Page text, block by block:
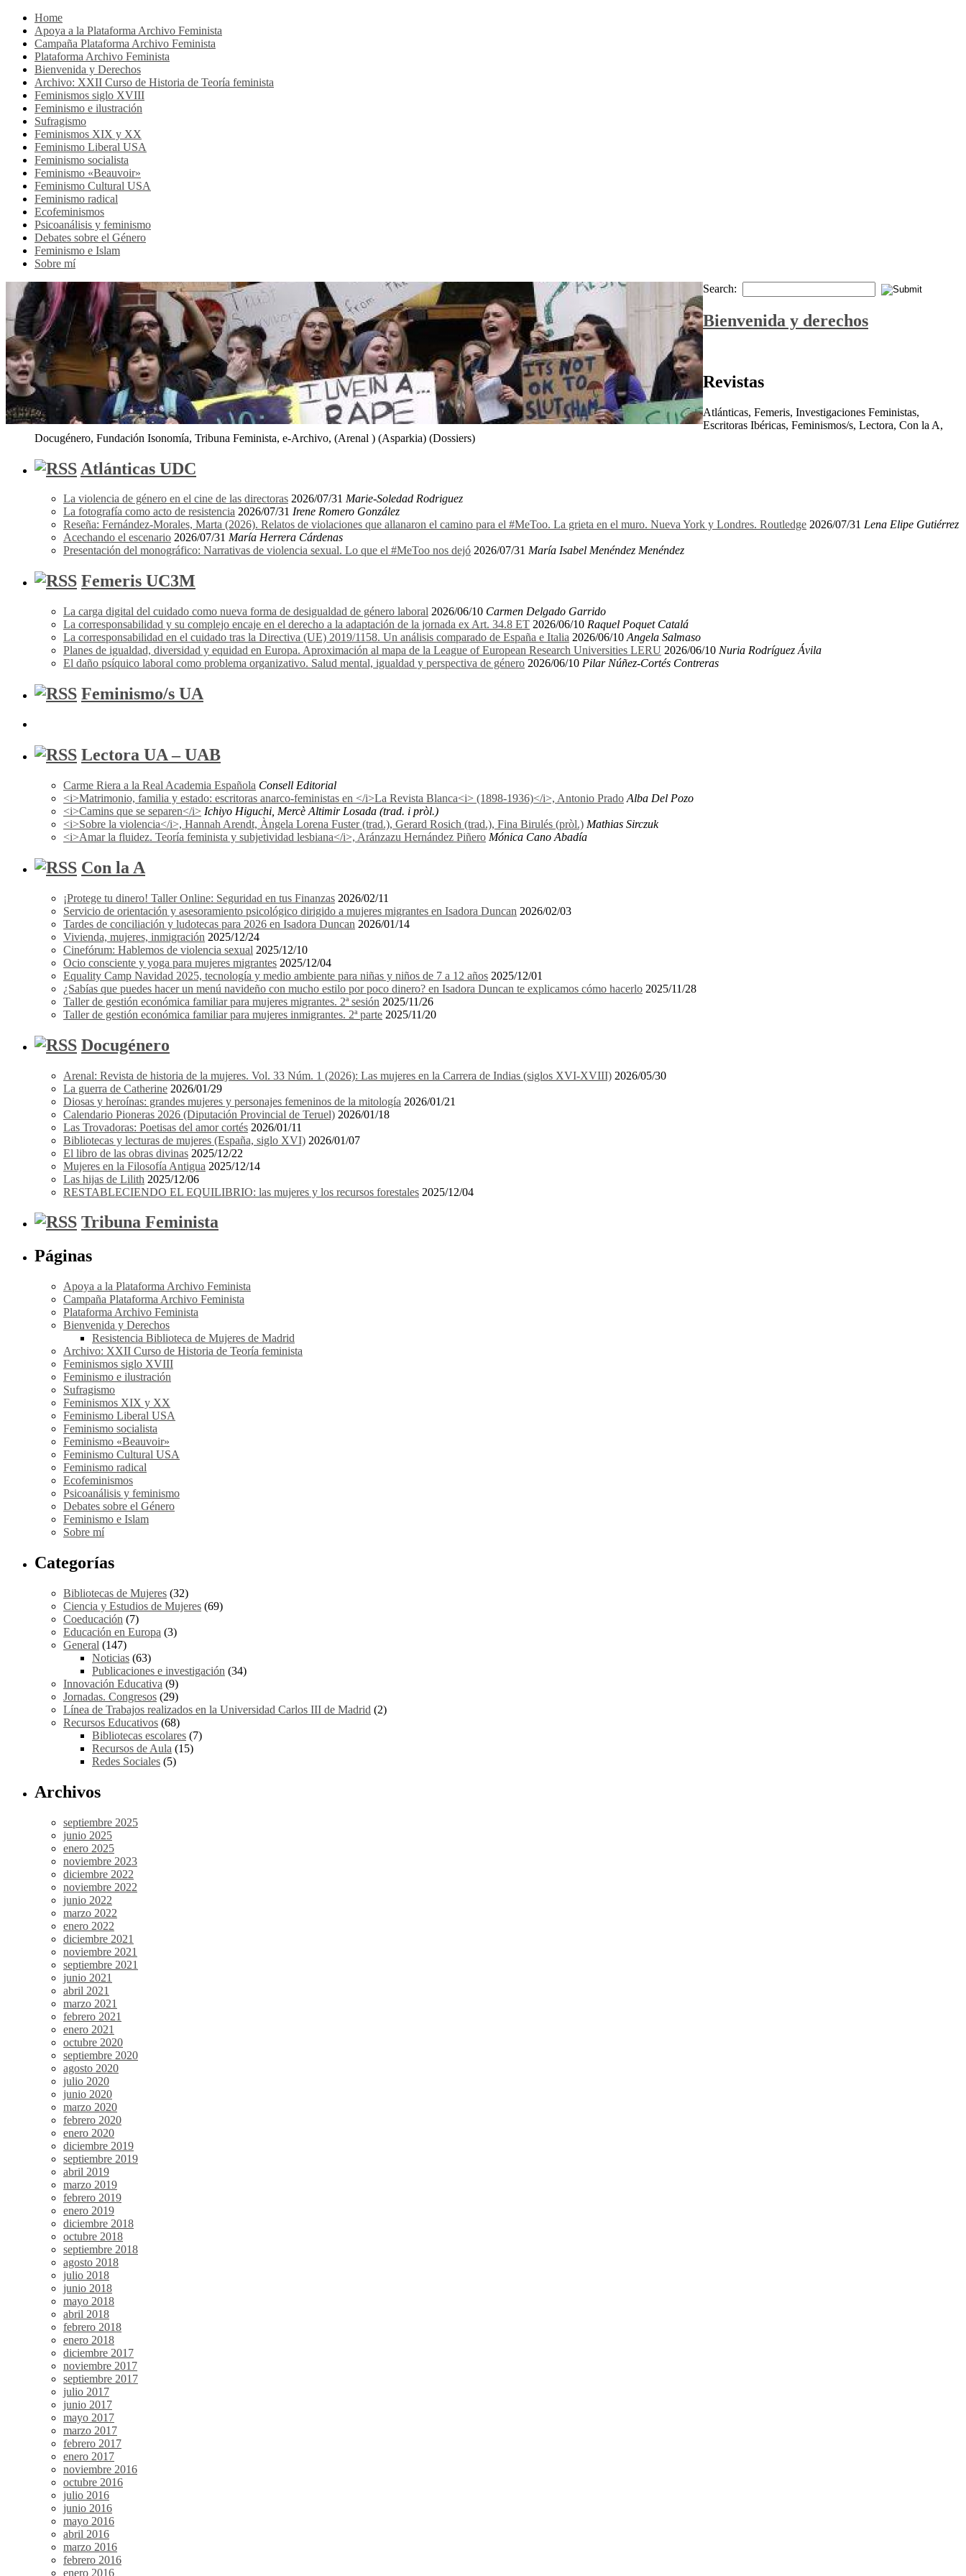
Home
Apoya a la Plataforma Archivo Feminista
Campaña Plataforma Archivo Feminista
Plataforma Archivo Feminista
Bienvenida y Derechos
Archivo: XXII Curso de Historia de Teoría feminista
Feminismos siglo XVIII
Feminismo e ilustración
Sufragismo
Feminismos XIX y XX
Feminismo Liberal USA
Feminismo socialista
Feminismo «Beauvoir»
Feminismo Cultural USA
Feminismo radical
Ecofeminismos
Psicoanálisis y feminismo
Debates sobre el Género
Feminismo e Islam
Sobre mí
Search:
Bienvenida y derechos
Revistas
Atlánticas, Femeris, Investigaciones Feministas,
Escritoras Ibéricas, Feminismos/s, Lectora, Con la A,
Docugénero, Fundación Isonomía, Tribuna Feminista, e-Archivo, (Arenal ) (Asparkia) (Dossiers)
Atlánticas UDC
La violencia de género en el cine de las directoras 2026/07/31 Marie-Soledad Rodriguez
La fotografía como acto de resistencia 2026/07/31 Irene Romero González
Reseña: Fernández-Morales, Marta (2026). Relatos de violaciones que allanaron el camino para el #MeToo. La grieta en el muro. Nueva York y Londres. Routledge 2026/07/31 Lena Elipe Gutiérrez
Acechando el escenario 2026/07/31 María Herrera Cárdenas
Presentación del monográfico: Narrativas de violencia sexual. Lo que el #MeToo nos dejó 2026/07/31 María Isabel Menéndez Menéndez
Femeris UC3M
La carga digital del cuidado como nueva forma de desigualdad de género laboral 2026/06/10 Carmen Delgado Garrido
La corresponsabilidad y su complejo encaje en el derecho a la adaptación de la jornada ex Art. 34.8 ET 2026/06/10 Raquel Poquet Catalá
La corresponsabilidad en el cuidado tras la Directiva (UE) 2019/1158. Un análisis comparado de España e Italia 2026/06/10 Angela Salmaso
Planes de igualdad, diversidad y equidad en Europa. Aproximación al mapa de la League of European Research Universities LERU 2026/06/10 Nuria Rodríguez Ávila
El daño psíquico laboral como problema organizativo. Salud mental, igualdad y perspectiva de género 2026/06/10 Pilar Núñez-Cortés Contreras
Feminismo/s UA
Lectora UA – UAB
Carme Riera a la Real Academia Española Consell Editorial
<i>Matrimonio, familia y estado: escritoras anarco-feministas en </i>La Revista Blanca<i> (1898-1936)</i>, Antonio Prado Alba Del Pozo
<i>Camins que se separen</i> Ichiyo Higuchi, Mercè Altimir Losada (trad. i pròl.)
<i>Sobre la violencia</i>, Hannah Arendt, Àngela Lorena Fuster (trad.), Gerard Rosich (trad.), Fina Birulés (pròl.) Mathias Sirczuk
<i>Amar la fluidez. Teoría feminista y subjetividad lesbiana</i>, Aránzazu Hernández Piñero Mónica Cano Abadía
Con la A
¡Protege tu dinero! Taller Online: Seguridad en tus Finanzas 2026/02/11
Servicio de orientación y asesoramiento psicológico dirigido a mujeres migrantes en Isadora Duncan 2026/02/03
Tardes de conciliación y ludotecas para 2026 en Isadora Duncan 2026/01/14
Vivienda, mujeres, inmigración 2025/12/24
Cinefórum: Hablemos de violencia sexual 2025/12/10
Ocio consciente y yoga para mujeres migrantes 2025/12/04
Equality Camp Navidad 2025, tecnología y medio ambiente para niñas y niños de 7 a 12 años 2025/12/01
¿Sabías que puedes hacer un menú navideño con mucho estilo por poco dinero? en Isadora Duncan te explicamos cómo hacerlo 2025/11/28
Taller de gestión económica familiar para mujeres migrantes. 2ª sesión 2025/11/26
Taller de gestión económica familiar para mujeres inmigrantes. 2ª parte 2025/11/20
Docugénero
Arenal: Revista de historia de la mujeres. Vol. 33 Núm. 1 (2026): Las mujeres en la Carrera de Indias (siglos XVI-XVIII) 2026/05/30
La guerra de Catherine 2026/01/29
Diosas y heroínas: grandes mujeres y personajes femeninos de la mitología 2026/01/21
Calendario Pioneras 2026 (Diputación Provincial de Teruel) 2026/01/18
Las Trovadoras: Poetisas del amor cortés 2026/01/11
Bibliotecas y lecturas de mujeres (España, siglo XVI) 2026/01/07
El libro de las obras divinas 2025/12/22
Mujeres en la Filosofía Antigua 2025/12/14
Las hijas de Lilith 2025/12/06
RESTABLECIENDO EL EQUILIBRIO: las mujeres y los recursos forestales 2025/12/04
Tribuna Feminista
Páginas
Apoya a la Plataforma Archivo Feminista
Campaña Plataforma Archivo Feminista
Plataforma Archivo Feminista
Bienvenida y Derechos
Resistencia Biblioteca de Mujeres de Madrid
Archivo: XXII Curso de Historia de Teoría feminista
Feminismos siglo XVIII
Feminismo e ilustración
Sufragismo
Feminismos XIX y XX
Feminismo Liberal USA
Feminismo socialista
Feminismo «Beauvoir»
Feminismo Cultural USA
Feminismo radical
Ecofeminismos
Psicoanálisis y feminismo
Debates sobre el Género
Feminismo e Islam
Sobre mí
Categorías
Bibliotecas de Mujeres (32)
Ciencia y Estudios de Mujeres (69)
Coeducación (7)
Educación en Europa (3)
General (147)
Noticias (63)
Publicaciones e investigación (34)
Innovación Educativa (9)
Jornadas. Congresos (29)
Línea de Trabajos realizados en la Universidad Carlos III de Madrid (2)
Recursos Educativos (68)
Bibliotecas escolares (7)
Recursos de Aula (15)
Redes Sociales (5)
Archivos
septiembre 2025
junio 2025
enero 2025
noviembre 2023
diciembre 2022
noviembre 2022
junio 2022
marzo 2022
enero 2022
diciembre 2021
noviembre 2021
septiembre 2021
junio 2021
abril 2021
marzo 2021
febrero 2021
enero 2021
octubre 2020
septiembre 2020
agosto 2020
julio 2020
junio 2020
marzo 2020
febrero 2020
enero 2020
diciembre 2019
septiembre 2019
abril 2019
marzo 2019
febrero 2019
enero 2019
diciembre 2018
octubre 2018
septiembre 2018
agosto 2018
julio 2018
junio 2018
mayo 2018
abril 2018
febrero 2018
enero 2018
diciembre 2017
noviembre 2017
septiembre 2017
julio 2017
junio 2017
mayo 2017
marzo 2017
febrero 2017
enero 2017
noviembre 2016
octubre 2016
julio 2016
junio 2016
mayo 2016
abril 2016
marzo 2016
febrero 2016
enero 2016